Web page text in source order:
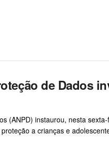
de Dados
(ANPD) instaurou, nesta
a crianças e